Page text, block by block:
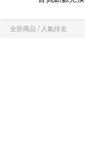
全部商品 / 人氣排名